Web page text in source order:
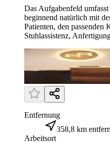
Das Aufgabenfeld
beginnend natürlich mit
Patienten, den passenden
Stuhlassistenz,
Entfernung
358,8 km
Arbeitsort